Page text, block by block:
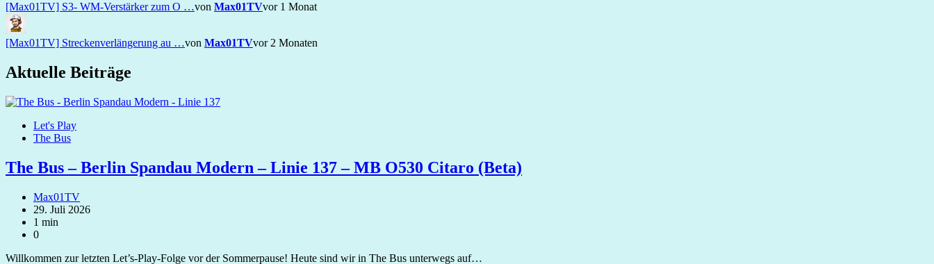
[Max01TV] S3- WM-Verstärker zum O …von Max01TVvor 1 Monat
[Max01TV] Streckenverlängerung au …von Max01TVvor 2 Monaten
Aktuelle Beiträge
Let's Play
The Bus
The Bus – Berlin Spandau Modern – Linie 137 – MB O530 Citaro (Beta)
Max01TV
29. Juli 2026
1 min
0
Willkommen zur letzten Let’s‑Play‑Folge vor der Sommerpause! Heute sind wir in The Bus unterwegs auf…